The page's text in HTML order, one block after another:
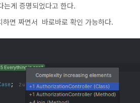
는게 증명되었다고 한다.
면 짜면서 바로바로 확인 가능하다.